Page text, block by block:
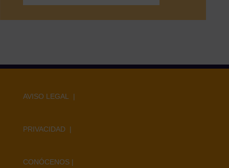
AVISO LEGAL |
PRIVACIDAD |
CONÓCENOS |